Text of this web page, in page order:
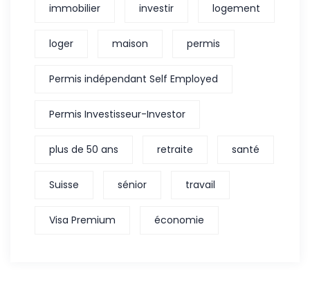
immobilier investir logement
loger maison permis
Permis indépendant Self Employed
Permis Investisseur-Investor
plus de 50 ans retraite santé
Suisse sénior travail
Visa Premium économie